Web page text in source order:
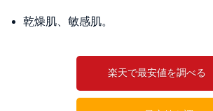
乾燥肌、敏感肌。
楽天で最安値を調べる